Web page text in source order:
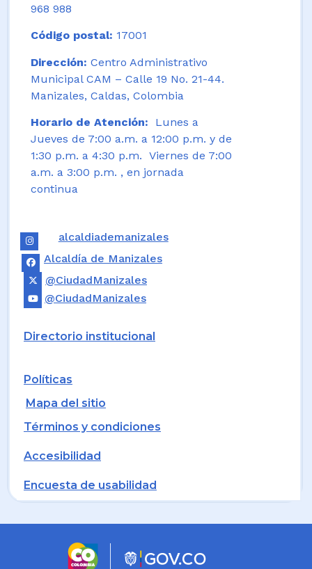
968 988
Código postal: 17001
Dirección: Centro Administrativo
Municipal CAM – Calle 19 No. 21-44.
Manizales, Caldas, Colombia
Horario de Atención: Lunes a
Jueves de 7:00 a.m. a 12:00 p.m. y de
1:30 p.m. a 4:30 p.m. Viernes de 7:00
a.m. a 3:00 p.m. , en jornada
continua
alcaldiademanizales
Alcaldía de Manizales
@CiudadManizales
@CiudadManizales
Directorio institucional
Políticas
Mapa del sitio
Términos y condiciones
Accesibilidad
Encuesta de usabilidad